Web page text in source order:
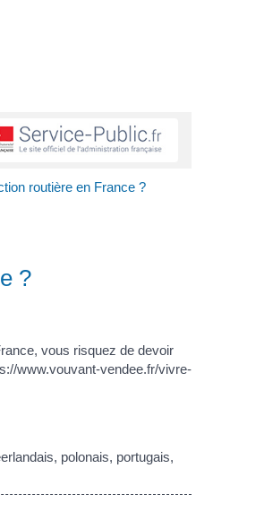
routière en France ?
?
vous risquez de devoir
www.vouvant-vendee.fr/vivre-
polonais, portugais,